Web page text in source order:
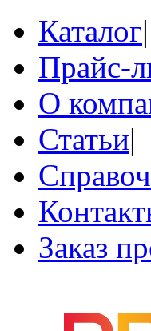
Каталог|
Прайс-
О
Статьи|
Заказ